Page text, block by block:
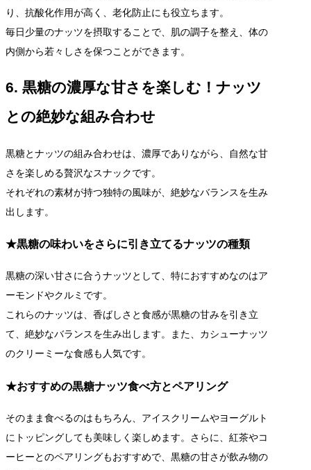
り、抗酸化作用が高く、老化防止にも役立ちます。
毎日少量のナッツを摂取することで、肌の調子を整え、体の
内側から若々しさを保つことができます。
6. 黒糖の濃厚な甘さを楽しむ！ナッツ
との絶妙な組み合わせ
黒糖とナッツの組み合わせは、濃厚でありながら、自然な甘
さを楽しめる贅沢なスナックです。
それぞれの素材が持つ独特の風味が、絶妙なバランスを生み
出します。
★黒糖の味わいをさらに引き立てるナッツの種類
黒糖の深い甘さに合うナッツとして、特におすすめなのはア
ーモンドやクルミです。
これらのナッツは、香ばしさと食感が黒糖の甘みを引き立
て、絶妙なバランスを生み出します。また、カシューナッツ
のクリーミーな食感も人気です。
★おすすめの黒糖ナッツ食べ方とペアリング
そのまま食べるのはもちろん、アイスクリームやヨーグルト
にトッピングしても美味しく楽しめます。さらに、紅茶やコ
ーヒーとのペアリングもおすすめで、黒糖の甘さが飲み物の